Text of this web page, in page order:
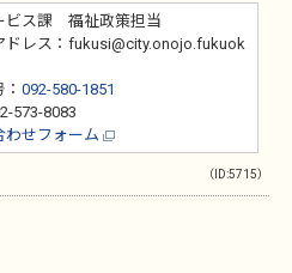
ビス課 福祉政策担当
ドレス：fukusi@city.onojo.fukuok
092-580-1851
573-8083
わせフォーム
（ID:5715）